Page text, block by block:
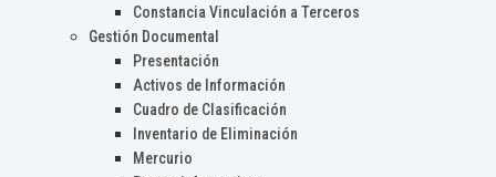
Constancia Vinculación a Terceros
Gestión Documental
Presentación
Activos de Información
Cuadro de Clasificación
Inventario de Eliminación
Mercurio